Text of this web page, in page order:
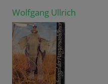
Wolfgang Ullrich